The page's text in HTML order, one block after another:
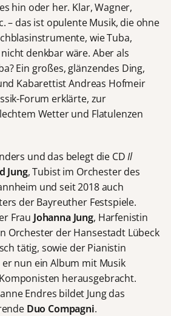
hin oder her. Klar, Wagner,
– das ist opulente Musik, die ohne
wie Tuba,
denkbar wäre. Aber als
Ein großes, glänzendes Ding,
Kabarettist Andreas Hofmeir
Forum erklärte, zur
Wetter und Flatulenzen
und das belegt die CDIl
Jung, Tubist im Orchester des
und seit 2018 auch
der Bayreuther Festspiele.
Frau Johanna Jung, Harfenistin
Orchester der Hansestadt Lübeck
tätig, sowie der Pianistin
nun ein Album mit Musik
herausgebracht.
Endres bildet Jung das
Duo Compagni.